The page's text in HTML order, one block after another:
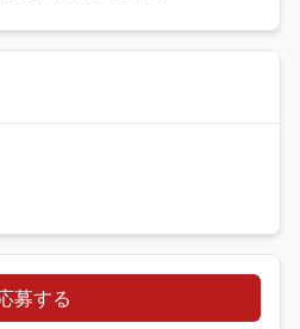
募する